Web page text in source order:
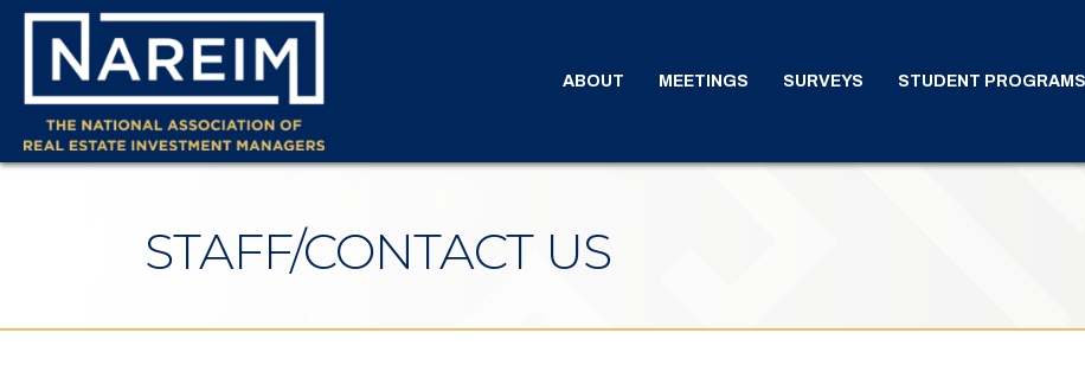
ABOUT MEETINGS SURVEYS STUDENT PROGRAMS
STAFF/CONTACT US